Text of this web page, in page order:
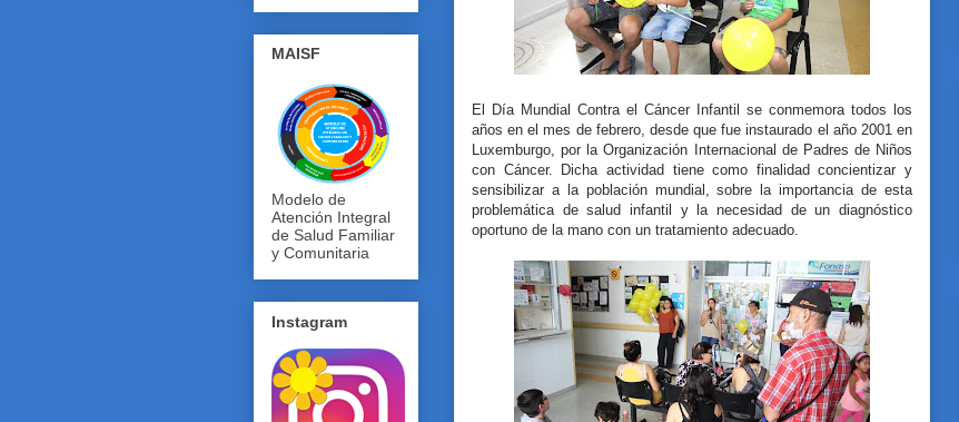
El Día Mundial Contra el Cáncer Infantil se conmemora todos los
años en el mes de febrero, desde que fue instaurado el año 2001 en
Luxemburgo, por la Organización Internacional de Padres de Niños
con Cáncer. Dicha actividad tiene como finalidad concientizar y
sensibilizar a la población mundial, sobre la importancia de esta
problemática de salud infantil y la necesidad de un diagnóstico
oportuno de la mano con un tratamiento adecuado.
MAISF
Modelo de
Atención Integral
de Salud Familiar
y Comunitaria
Instagram